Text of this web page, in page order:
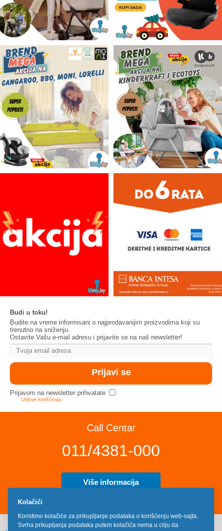
Budi u toku!
Budite na vreme informisani o najprodavanijim proizvodima koji su
trenutno na sniženju.
Ostavite Vašu e-mail adresu i prijavite se na naš newsletter!
Prijavom na newsletter prihvatate
Uslove korišćenja
Call Centar
011/4381-000
Više informacija
Kolačići
Koristimo kolačiće za prikupljanje podataka o korišćenju web-sajta.
Svrha prikupljanja podataka putem kolačića nema u cilju da